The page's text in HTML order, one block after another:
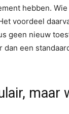
hebben.
voordeel
geen nieuw
dan een
maar